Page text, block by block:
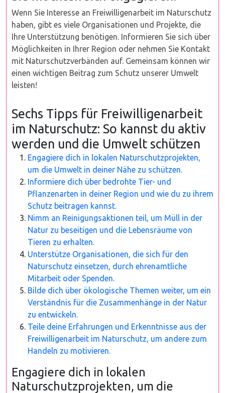
Wenn Sie Interesse an Freiwilligenarbeit im Naturschutz
haben, gibt es viele Organisationen und Projekte, die
Ihre Unterstützung benötigen. Informieren Sie sich über
Möglichkeiten in Ihrer Region oder nehmen Sie Kontakt
mit Naturschutzverbänden auf. Gemeinsam können wir
einen wichtigen Beitrag zum Schutz unserer Umwelt
leisten!
Sechs Tipps für Freiwilligenarbeit
im Naturschutz: So kannst du aktiv
werden und die Umwelt schützen
Engagiere dich in lokalen Naturschutzprojekten,
um die Umwelt in deiner Nähe zu schützen.
Informiere dich über bedrohte Tier- und
Pflanzenarten in deiner Region und wie du zu ihrem
Schutz beitragen kannst.
Nimm an Reinigungsaktionen teil, um Müll in der
Natur zu beseitigen und die Lebensräume von
Tieren zu erhalten.
Unterstütze Organisationen, die sich für den
Naturschutz einsetzen, durch ehrenamtliche
Mitarbeit oder Spenden.
Bilde dich über ökologische Themen weiter, um ein
Verständnis für die Zusammenhänge in der Natur
zu entwickeln.
Teile deine Erfahrungen und Erkenntnisse aus der
Freiwilligenarbeit im Naturschutz, um andere zum
Handeln zu motivieren.
Engagiere dich in lokalen
Naturschutzprojekten, um die